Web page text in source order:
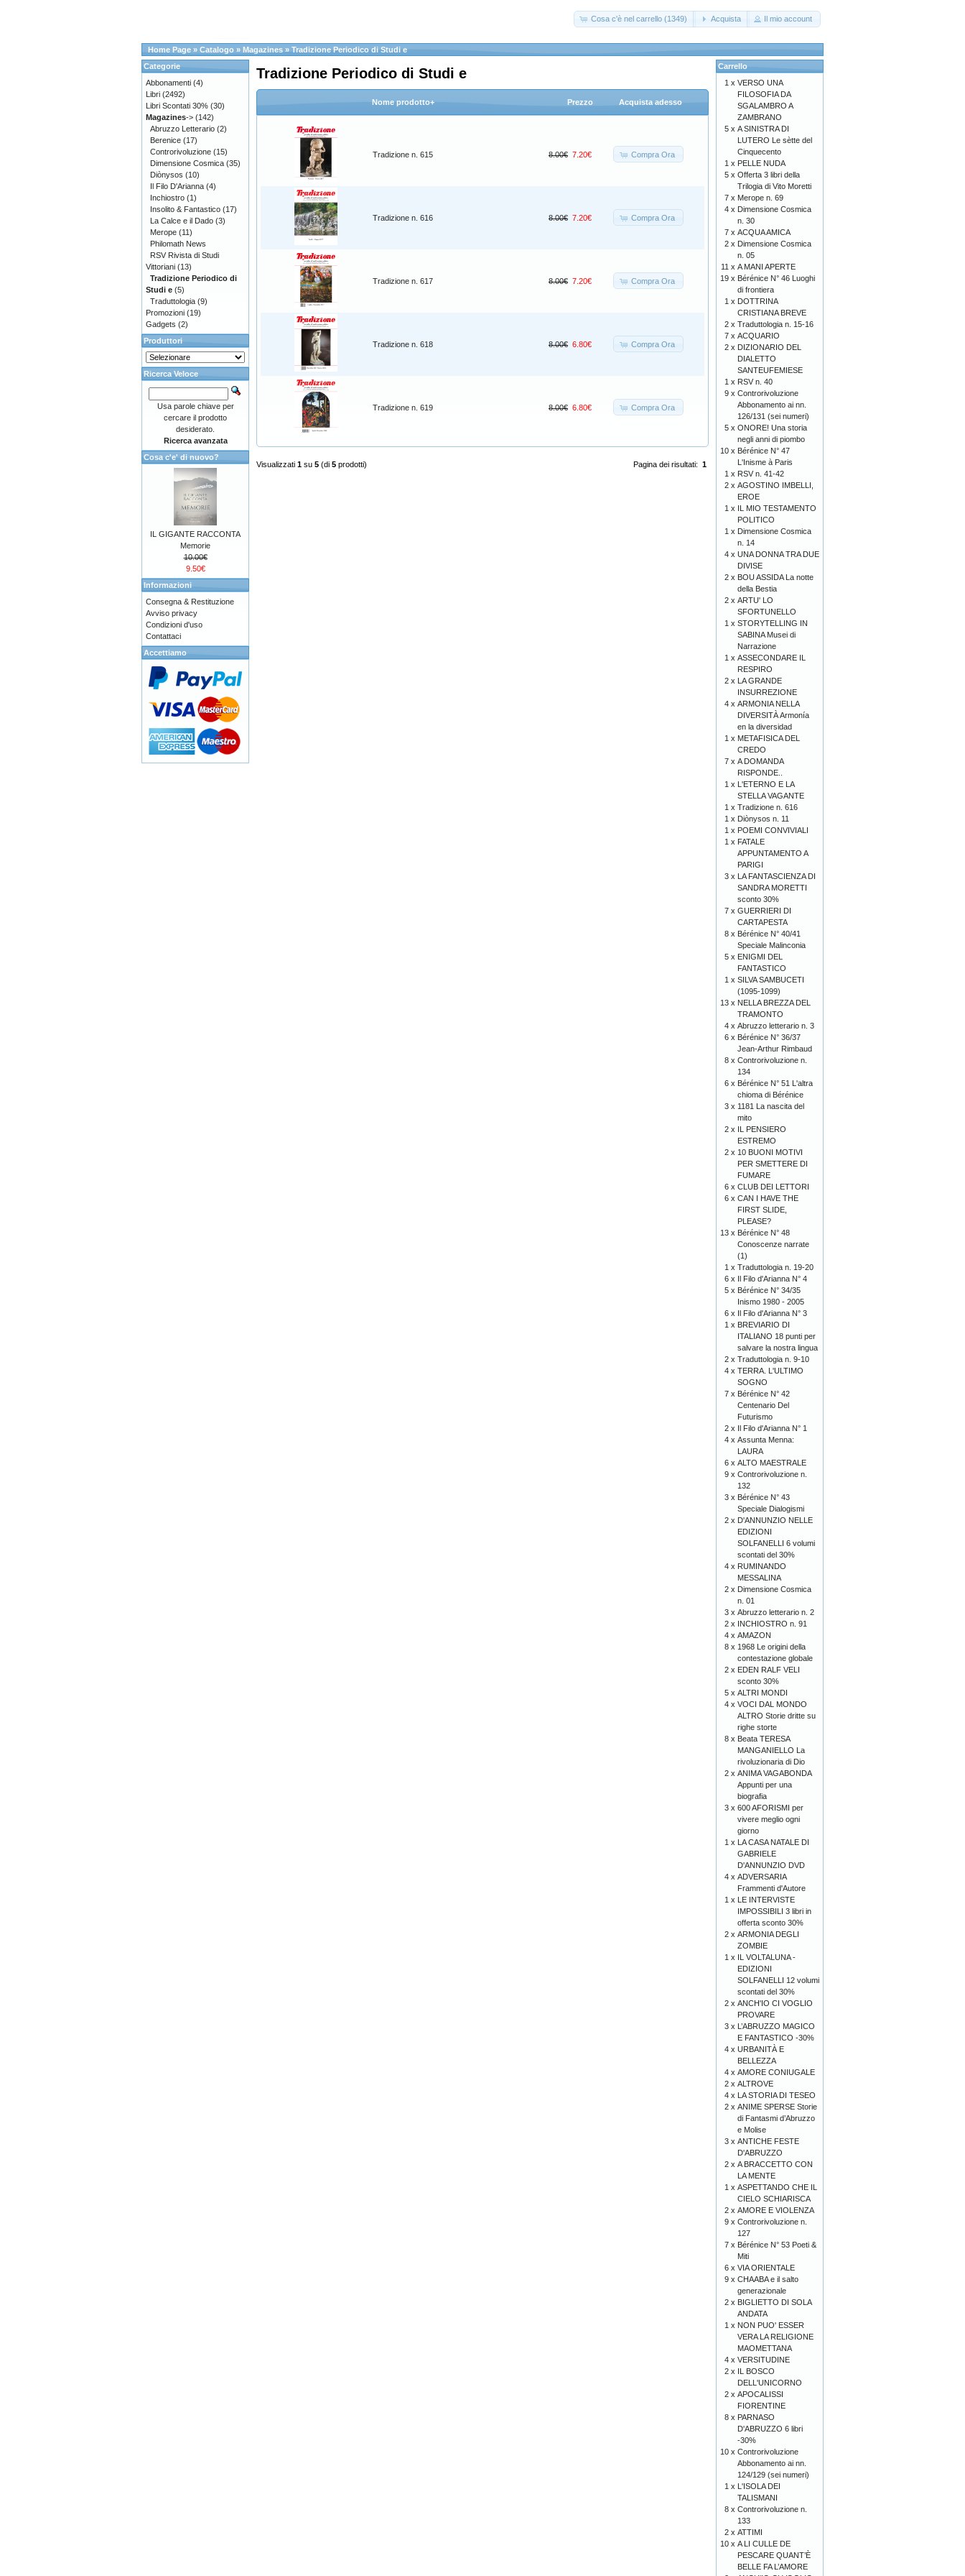
Cosa c'è nel carrello (1349) Acquista Il mio account
Home Page » Catalogo » Magazines » Tradizione Periodico di Studi e
Tradizione Periodico di Studi e
Nome prodotto+ Prezzo Acquista adesso
Tradizione n. 615 8.00€ 7.20€ Compra Ora
Tradizione n. 616 8.00€ 7.20€ Compra Ora
Tradizione n. 617 8.00€ 7.20€ Compra Ora
Tradizione n. 618 8.00€ 6.80€ Compra Ora
Tradizione n. 619 8.00€ 6.80€ Compra Ora
Pagina dei risultati: 1
Visualizzati 1 su 5 (di 5 prodotti)
Categorie
Abbonamenti (4)
Libri (2492)
Libri Scontati 30% (30)
Magazines-> (142)
Abruzzo Letterario (2)
Berenice (17)
Controrivoluzione (15)
Dimensione Cosmica (35)
Diònysos (10)
Il Filo D'Arianna (4)
Inchiostro (1)
Insolito & Fantastico (17)
La Calce e il Dado (3)
Merope (11)
Philomath News
RSV Rivista di Studi
Vittoriani (13)
Tradizione Periodico di
Studi e (5)
Traduttologia (9)
Promozioni (19)
Gadgets (2)
Produttori
Ricerca Veloce
Usa parole chiave per
cercare il prodotto
desiderato.
Ricerca avanzata
Cosa c'e' di nuovo?
IL GIGANTE RACCONTA
Memorie
10.00€
9.50€
Informazioni
Consegna & Restituzione
Avviso privacy
Condizioni d'uso
Contattaci
Accettiamo
Carrello
1 x VERSO UNA
FILOSOFIA DA
SGALAMBRO A
ZAMBRANO
5 x A SINISTRA DI
LUTERO Le sètte del
Cinquecento
1 x PELLE NUDA
5 x Offerta 3 libri della
Trilogia di Vito Moretti
7 x Merope n. 69
4 x Dimensione Cosmica
n. 30
7 x ACQUA AMICA
2 x Dimensione Cosmica
n. 05
11 x A MANI APERTE
19 x Bérénice N° 46 Luoghi
di frontiera
1 x DOTTRINA
CRISTIANA BREVE
2 x Traduttologia n. 15-16
7 x ACQUARIO
2 x DIZIONARIO DEL
DIALETTO
SANTEUFEMIESE
1 x RSV n. 40
9 x Controrivoluzione
Abbonamento ai nn.
126/131 (sei numeri)
5 x ONORE! Una storia
negli anni di piombo
10 x Bérénice N° 47
L'Inisme à Paris
1 x RSV n. 41-42
2 x AGOSTINO IMBELLI,
EROE
1 x IL MIO TESTAMENTO
POLITICO
1 x Dimensione Cosmica
n. 14
4 x UNA DONNA TRA DUE
DIVISE
2 x BOU ASSIDA La notte
della Bestia
2 x ARTU' LO
SFORTUNELLO
1 x STORYTELLING IN
SABINA Musei di
Narrazione
1 x ASSECONDARE IL
RESPIRO
2 x LA GRANDE
INSURREZIONE
4 x ARMONIA NELLA
DIVERSITÀ Armonía
en la diversidad
1 x METAFISICA DEL
CREDO
7 x A DOMANDA
RISPONDE..
1 x L'ETERNO E LA
STELLA VAGANTE
1 x Tradizione n. 616
1 x Diònysos n. 11
1 x POEMI CONVIVIALI
1 x FATALE
APPUNTAMENTO A
PARIGI
3 x LA FANTASCIENZA DI
SANDRA MORETTI
sconto 30%
7 x GUERRIERI DI
CARTAPESTA
8 x Bérénice N° 40/41
Speciale Malinconia
5 x ENIGMI DEL
FANTASTICO
1 x SILVA SAMBUCETI
(1095-1099)
13 x NELLA BREZZA DEL
TRAMONTO
4 x Abruzzo letterario n. 3
6 x Bérénice N° 36/37
Jean-Arthur Rimbaud
8 x Controrivoluzione n.
134
6 x Bérénice N° 51 L'altra
chioma di Bérénice
3 x 1181 La nascita del
mito
2 x IL PENSIERO
ESTREMO
2 x 10 BUONI MOTIVI
PER SMETTERE DI
FUMARE
6 x CLUB DEI LETTORI
6 x CAN I HAVE THE
FIRST SLIDE,
PLEASE?
13 x Bérénice N° 48
Conoscenze narrate
(1)
1 x Traduttologia n. 19-20
6 x Il Filo d'Arianna N° 4
5 x Bérénice N° 34/35
Inismo 1980 - 2005
6 x Il Filo d'Arianna N° 3
1 x BREVIARIO DI
ITALIANO 18 punti per
salvare la nostra lingua
2 x Traduttologia n. 9-10
4 x TERRA. L'ULTIMO
SOGNO
7 x Bérénice N° 42
Centenario Del
Futurismo
2 x Il Filo d'Arianna N° 1
4 x Assunta Menna:
LAURA
6 x ALTO MAESTRALE
9 x Controrivoluzione n.
132
3 x Bérénice N° 43
Speciale Dialogismi
2 x D'ANNUNZIO NELLE
EDIZIONI
SOLFANELLI 6 volumi
scontati del 30%
4 x RUMINANDO
MESSALINA
2 x Dimensione Cosmica
n. 01
3 x Abruzzo letterario n. 2
2 x INCHIOSTRO n. 91
4 x AMAZON
8 x 1968 Le origini della
contestazione globale
2 x EDEN RALF VELI
sconto 30%
5 x ALTRI MONDI
4 x VOCI DAL MONDO
ALTRO Storie dritte su
righe storte
8 x Beata TERESA
MANGANIELLO La
rivoluzionaria di Dio
2 x ANIMA VAGABONDA
Appunti per una
biografia
3 x 600 AFORISMI per
vivere meglio ogni
giorno
1 x LA CASA NATALE DI
GABRIELE
D'ANNUNZIO DVD
4 x ADVERSARIA
Frammenti d'Autore
1 x LE INTERVISTE
IMPOSSIBILI 3 libri in
offerta sconto 30%
2 x ARMONIA DEGLI
ZOMBIE
1 x IL VOLTALUNA -
EDIZIONI
SOLFANELLI 12 volumi
scontati del 30%
2 x ANCH'IO CI VOGLIO
PROVARE
3 x L’ABRUZZO MAGICO
E FANTASTICO -30%
4 x URBANITÀ E
BELLEZZA
4 x AMORE CONIUGALE
2 x ALTROVE
4 x LA STORIA DI TESEO
2 x ANIME SPERSE Storie
di Fantasmi d’Abruzzo
e Molise
3 x ANTICHE FESTE
D'ABRUZZO
2 x A BRACCETTO CON
LA MENTE
1 x ASPETTANDO CHE IL
CIELO SCHIARISCA
2 x AMORE E VIOLENZA
9 x Controrivoluzione n.
127
7 x Bérénice N° 53 Poeti &
Miti
6 x VIA ORIENTALE
9 x CHAABA e il salto
generazionale
2 x BIGLIETTO DI SOLA
ANDATA
1 x NON PUO' ESSER
VERA LA RELIGIONE
MAOMETTANA
4 x VERSITUDINE
2 x IL BOSCO
DELL'UNICORNO
2 x APOCALISSI
FIORENTINE
8 x PARNASO
D'ABRUZZO 6 libri
-30%
10 x Controrivoluzione
Abbonamento ai nn.
124/129 (sei numeri)
1 x L'ISOLA DEI
TALISMANI
8 x Controrivoluzione n.
133
2 x ATTIMI
10 x A LI CULLE DE
PESCARE QUANT’È
BELLE FA L’AMORE